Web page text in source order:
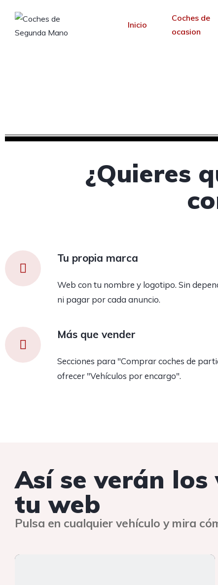
Inicio
Coches de
ocasion
¿Quieres
Tu propia marca
Web con tu nombre y logotipo. Sin
ni pagar por cada anuncio.
Más que vender
Secciones para "Comprar coches de
ofrecer "Vehículos por encargo".
Así se verán
tu web
Pulsa en cualquier vehículo y mira